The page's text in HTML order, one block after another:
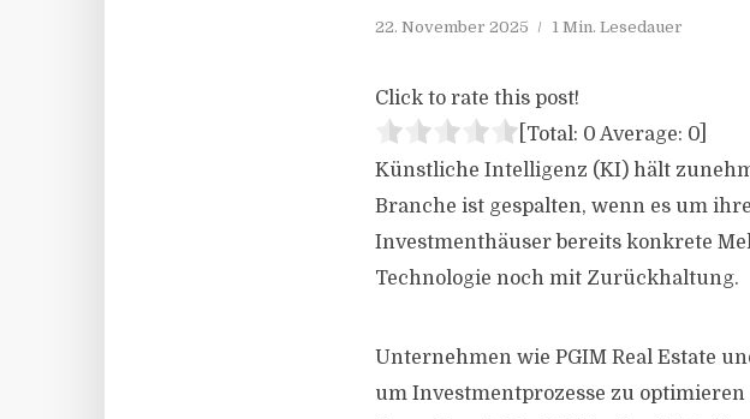
22. November 2025 1 Min. Lesedauer
Click to rate this post!
[Total: 0 Average: 0
Künstliche Intelligenz (KI) hält
Branche ist gespalten, wenn es um
Investmenthäuser bereits konkrete
Technologie noch mit Zurückhaltung.
Unternehmen wie PGIM Real Estate
um Investmentprozesse zu